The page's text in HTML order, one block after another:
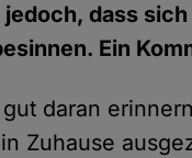
dass
Ein
daran
Zuhause